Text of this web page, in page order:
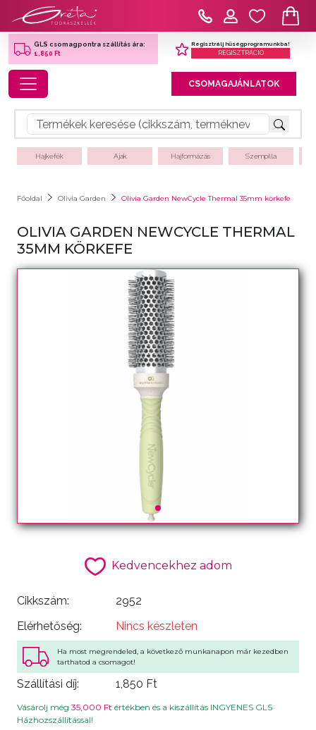
GLS csomagpontra szállítás ára:
1,850 Ft
Regisztrálj hűségprogramunkba!
REGISZTRÁCIÓ
Toggle navigation CSOMAGAJÁNLATOK
Hajkefék Ajak Hajformázás Szempilla
Főoldal Olivia Garden Olivia Garden NewCycle Thermal 35mm körkefe
OLIVIA GARDEN NEWCYCLE THERMAL
35MM KÖRKEFE
Kedvencekhez adom
Cikkszám:
2952
Elérhetőség:
Nincs készleten
Ha most megrendeled, a következő munkanapon már kezedben
tarthatod a csomagot!
Szállítási díj: 1,850 Ft
Vásárolj még 35,000 Ft értékben és a kiszállítás INGYENES GLS
Házhozszállítással!